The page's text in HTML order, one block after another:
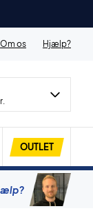
Om os Hjælp?
OUTLET